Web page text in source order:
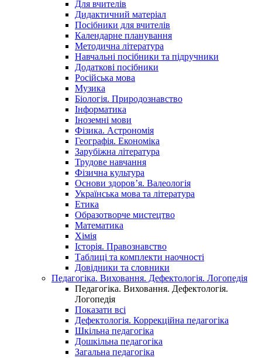
Для вчителів
Дидактичний матеріал
Посібники для вчителів
Календарне планування
Методична література
Навчальні посібники та підручники
Додаткові посібники
Російська мова
Музика
Біологія. Природознавство
Інформатика
Іноземні мови
Фізика. Астрономія
Географія. Економіка
Зарубіжна література
Трудове навчання
Фізична культура
Основи здоров’я. Валеологія
Українська мова та література
Етика
Образотворче мистецтво
Математика
Хімія
Історія. Правознавство
Таблиці та комплекти наочності
Довідники та словники
Педагогіка. Виховання. Дефектологія. Логопедія
Педагогіка. Виховання. Дефектологія.
Логопедія
Показати всі
Дефектологія. Коррекційна педагогіка
Шкільна педагогіка
Дошкільна педагогіка
Загальна педагогіка